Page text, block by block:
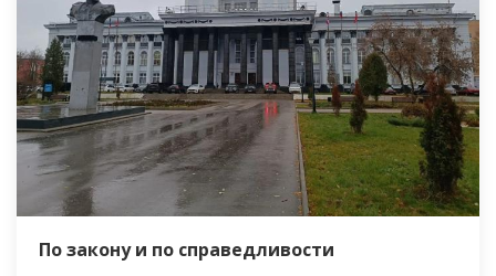
По закону и по справедливости